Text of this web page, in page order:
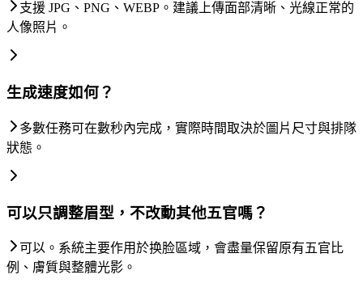
支援 JPG、PNG、WEBP。建議上傳面部清晰、光線正常的
人像照片。
生成速度如何？
多數任務可在數秒內完成，實際時間取決於圖片尺寸與排隊
狀態。
可以只調整眉型，不改動其他五官嗎？
可以。系統主要作用於换脸區域，會盡量保留原有五官比
例、膚質與整體光影。